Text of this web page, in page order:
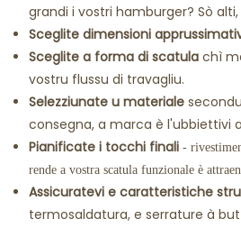
grandi i vostri hamburger? Sò
Sceglite dimensioni
Sceglite a forma di scatula chì
vostru flussu di travagliu.
Selezziunate u materiale
consegna, a marca è l'ubbiettivi
Pianificate i tocchi finali -
rende a vostra scatula funzionale è
Assicuratevi e caratteristiche
termosaldatura, e serrature à